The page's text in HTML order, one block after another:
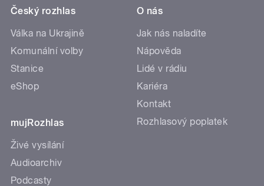
Český rozhlas
Válka na Ukrajině
Komunální volby
Stanice
eShop
mujRozhlas
Živé vysílání
Audioarchiv
Podcasty
O nás
Jak nás naladíte
Nápověda
Lidé v rádiu
Kariéra
Kontakt
Rozhlasový poplatek